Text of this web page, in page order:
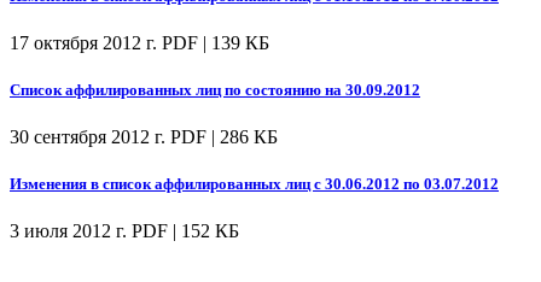
17 октября 2012 г. PDF | 139 КБ
Список аффилированных лиц по состоянию на 30.09.2012
30 сентября 2012 г. PDF | 286 КБ
Изменения в список аффилированных лиц с 30.06.2012 по 03.07.2012
3 июля 2012 г. PDF | 152 КБ